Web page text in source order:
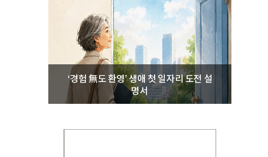
‘경험 無도 환영’ 생애 첫 일자리 도전 설
명서